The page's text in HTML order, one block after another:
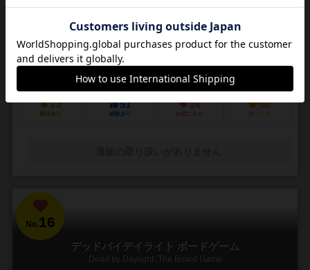
14歳～
悪夢のような街で他の狩人を出し抜いて「血の遺志」を集めろ
ＰＳ４で発売されたフロムソフトウェアのブラッドボーンのカードゲ
ーム化。 かつて栄華を極めた古都ヤーナムでは風土病「獣の病」がは
びこっていた。あなたは「獣の病」の罹患者で...
73
興味あり
51
経験あり
14
お気に入り
50
持ってる
No. 16
デッドバイデイライト ボードゲーム
Dead by Daylight: The Board Game